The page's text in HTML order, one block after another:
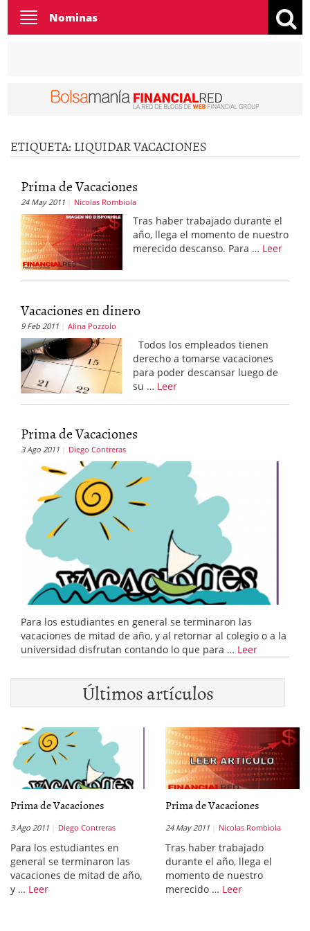
Toggle
navigation
Nominas
ETIQUETA: LIQUIDAR VACACIONES
Prima de Vacaciones
24 May 2011 Nicolas Rombiola
Tras haber trabajado durante el
año, llega el momento de nuestro
merecido descanso. Para … Leer
Vacaciones en dinero
9 Feb 2011 Alina Pozzolo
Todos los empleados tienen
derecho a tomarse vacaciones
para poder descansar luego de
su … Leer
Prima de Vacaciones
3 Ago 2011 Diego Contreras
Para los estudiantes en general se terminaron las
vacaciones de mitad de año, y al retornar al colegio o a la
universidad disfrutan contando lo que para … Leer
Últimos artículos
Prima de Vacaciones
3 Ago 2011 Diego Contreras
Para los estudiantes en
general se terminaron las
vacaciones de mitad de año,
y … Leer
Prima de Vacaciones
24 May 2011 Nicolas Rombiola
Tras haber trabajado
durante el año, llega el
momento de nuestro
merecido … Leer